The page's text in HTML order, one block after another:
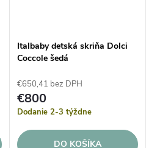
Italbaby detská skriňa Dolci
Coccole šedá
€650,41 bez DPH
€800
Dodanie 2-3 týždne
DO KOŠÍKA